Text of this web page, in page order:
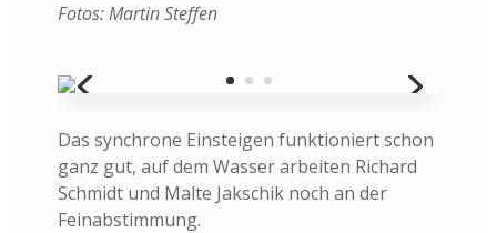
Fotos: Martin Steffen
Das synchrone Einsteigen funktioniert schon
ganz gut, auf dem Wasser arbeiten Richard
Schmidt und Malte Jakschik noch an der
Feinabstimmung.